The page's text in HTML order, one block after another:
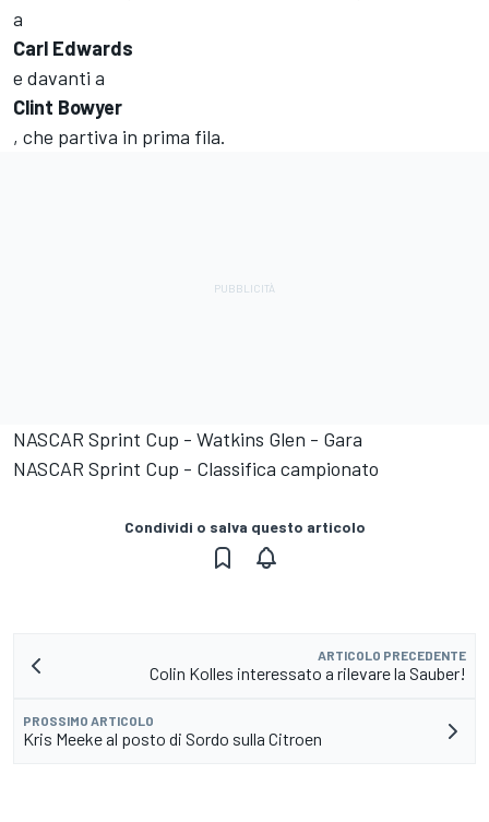
a
Carl Edwards
e davanti a
Clint Bowyer
, che partiva in prima fila.
NASCAR Sprint Cup - Watkins Glen - Gara
NASCAR Sprint Cup - Classifica campionato
Condividi o salva questo articolo
ARTICOLO PRECEDENTE
Colin Kolles interessato a rilevare la Sauber!
PROSSIMO ARTICOLO
Kris Meeke al posto di Sordo sulla Citroen